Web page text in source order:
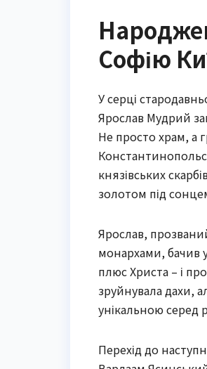
Софію
У серці
Ярослав Мудрий
Не просто храм, а
князівських
золотом під
Ярослав,
монархами, бачив
плюс Христа – і
зруйнувала дахи,
унікальною серед
Перехід до